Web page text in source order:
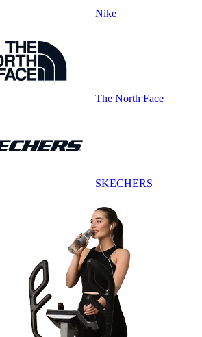
Nike
The North Face
SKECHERS